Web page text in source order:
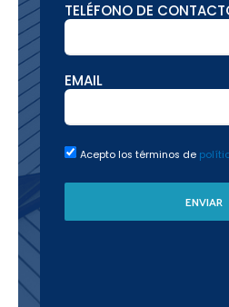
TELÉFONO DE
EMAIL
Acepto los términos de
ENVIAR